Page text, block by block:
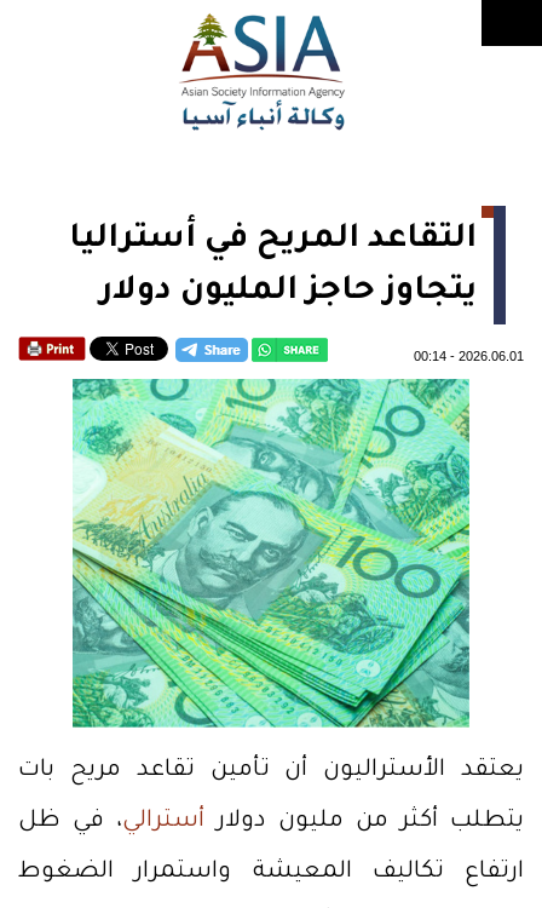
التقاعد المريح في أستراليا
يتجاوز حاجز المليون دولار
2026.06.01
-
00:14
يعتقد الأستراليون أن تأمين تقاعد مريح بات
يتطلب أكثر من مليون دولار أسترالي، في ظل
ارتفاع تكاليف المعيشة واستمرار الضغوط